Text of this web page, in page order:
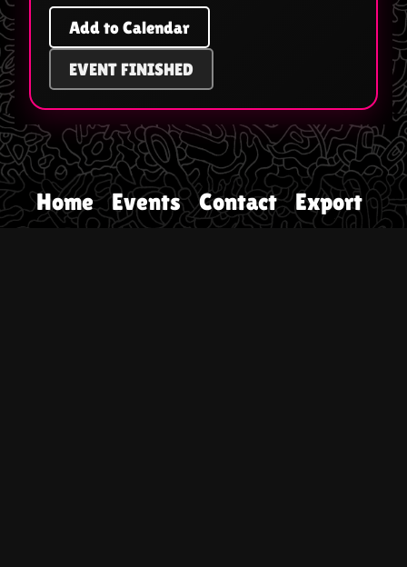
Add to Calendar
EVENT FINISHED
Home Events Contact Export